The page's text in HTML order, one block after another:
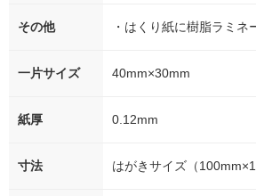
その他 ・はくり紙に樹脂ラミネ
一片サイズ 40mm×30mm
紙厚 0.12mm
寸法 はがきサイズ（